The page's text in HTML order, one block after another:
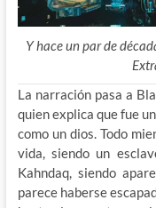
Y hace un par de
La narración pasa a
quien explica que fue
como un dios. Todo
vida, siendo un
Kahndaq, siendo
parece haberse